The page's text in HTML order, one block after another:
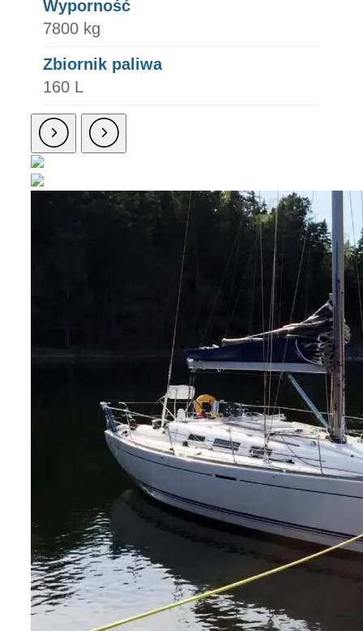
Wyporność
7800 kg
Zbiornik paliwa
160 L